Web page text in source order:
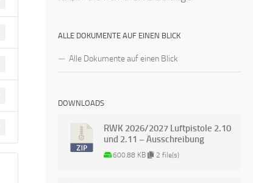
ALLE DOKUMENTE AUF EINEN BLICK
Alle Dokumente auf einen Blick
DOWNLOADS
RWK 2026/2027 Luftpistole 2.10
und 2.11 – Ausschreibung
600.88 KB 2 file(s)